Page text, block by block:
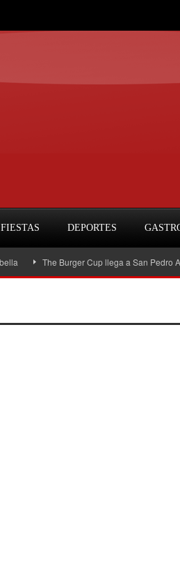
FIESTAS DEPORTES
The Burger Cup llega a San Pedro